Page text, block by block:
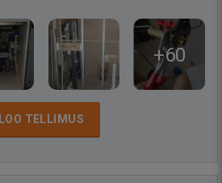
+60
LOO TELLIMUS